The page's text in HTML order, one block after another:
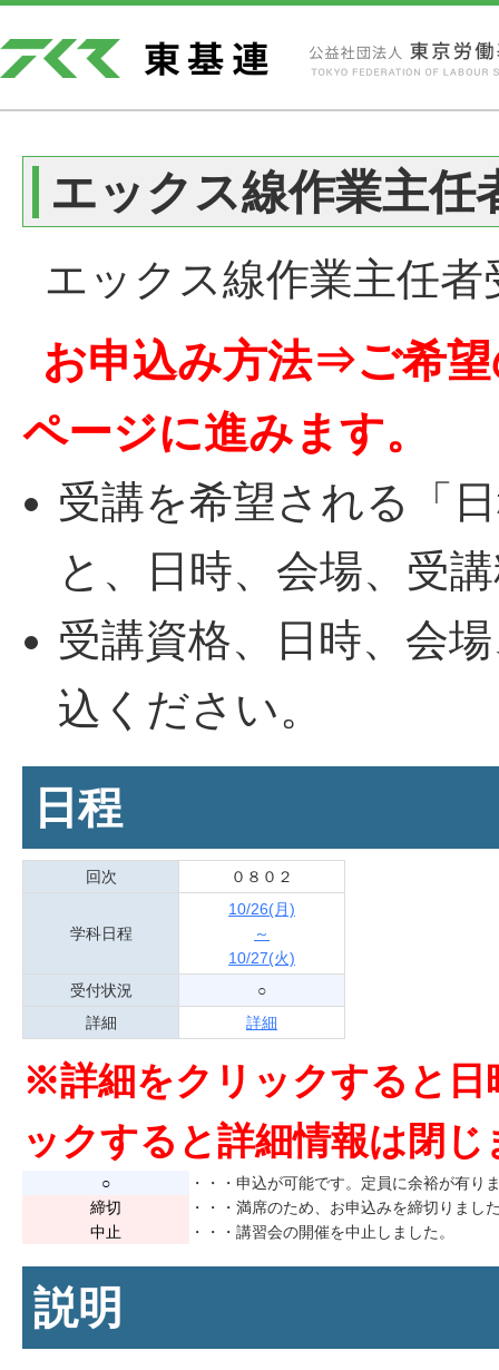
エックス線作業主任
エックス線作業主任
お申込み方法⇒ご希
ページに進みます。
受講を希望される「
と、日時、会場、受
受講資格、日時、会
込ください。
日程
回次 ０８０２
学科日程
10/26(月)
～
10/27(火)
受付状況
○
詳細
詳細
※詳細をクリックすると日
ックすると詳細情報は閉じ
○
・・・申込が可能です。定員に余裕が有り
締切
・・・満席のため、お申込みを締切りまし
中止
・・・講習会の開催を中止しました。
説明